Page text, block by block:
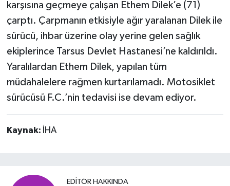
karşısına geçmeye çalışan Ethem Dilek’e (71)
çarptı. Çarpmanın etkisiyle ağır yaralanan Dilek ile
sürücü, ihbar üzerine olay yerine gelen sağlık
ekiplerince Tarsus Devlet Hastanesi’ne kaldırıldı.
Yaralılardan Ethem Dilek, yapılan tüm
müdahalelere rağmen kurtarılamadı. Motosiklet
sürücüsü F.C.’nin tedavisi ise devam ediyor.
Kaynak: İHA
EDITÖR HAKKINDA